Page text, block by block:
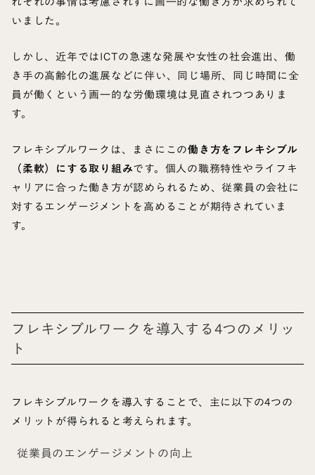
いました。
しかし、近年ではICTの急速な発展や女性の社会進出、働
き手の高齢化の進展などに伴い、同じ場所、同じ時間に全
員が働くという画一的な労働環境は見直されつつありま
す。
フレキシブルワークは、まさにこの働き方をフレキシブル
（柔軟）にする取り組みです。個人の職務特性やライフキ
ャリアに合った働き方が認められるため、従業員の会社に
対するエンゲージメントを高めることが期待されていま
す。
フレキシブルワークを導入する4つのメリッ
ト
フレキシブルワークを導入することで、主に以下の4つの
メリットが得られると考えられます。
従業員のエンゲージメントの向上